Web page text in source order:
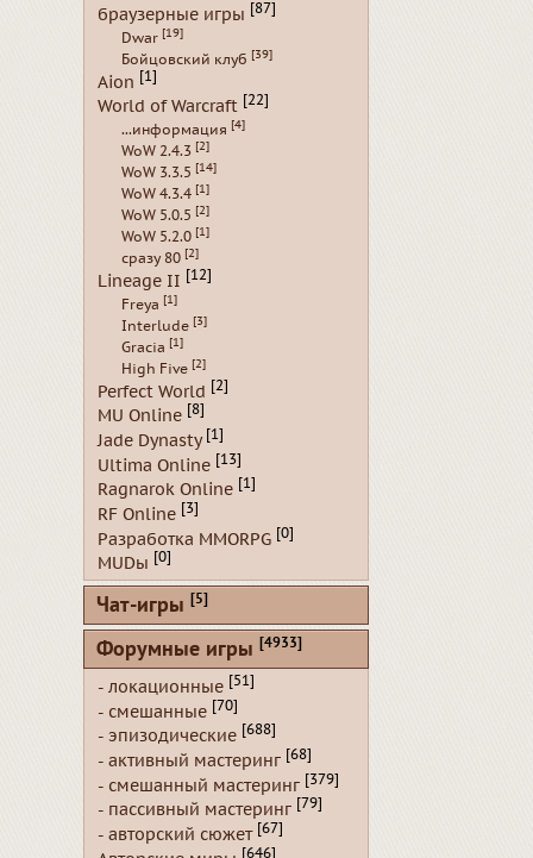
браузерные игры [87]
Dwar [19]
Бойцовский клуб [39]
Aion [1]
World of Warcraft [22]
...информация [4]
WoW 2.4.3 [2]
WoW 3.3.5 [14]
WoW 4.3.4 [1]
WoW 5.0.5 [2]
WoW 5.2.0 [1]
сразу 80 [2]
Lineage II [12]
Freya [1]
Interlude [3]
Gracia [1]
High Five [2]
Perfect World [2]
MU Online [8]
Jade Dynasty [1]
Ultima Online [13]
Ragnarok Online [1]
RF Online [3]
Разработка MMORPG [0]
MUDы [0]
Чат-игры [5]
Форумные игры [4933]
- локационные [51]
- смешанные [70]
- эпизодические [688]
- активный мастеринг [68]
- смешанный мастеринг [379]
- пассивный мастеринг [79]
- авторский сюжет [67]
[646]